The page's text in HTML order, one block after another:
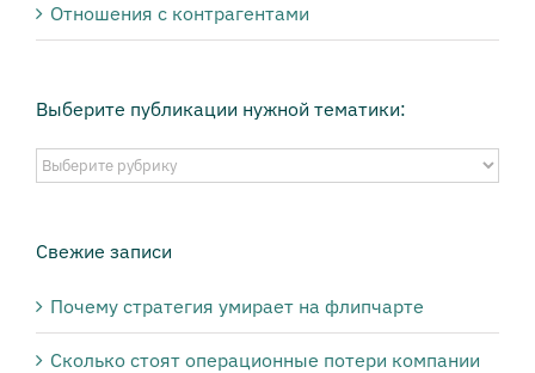
Отношения с контрагентами
Выберите публикации нужной тематики:
Выберите
публикации
тематики:
Свежие записи
Почему стратегия умирает на флипчарте
Сколько стоят операционные потери компании